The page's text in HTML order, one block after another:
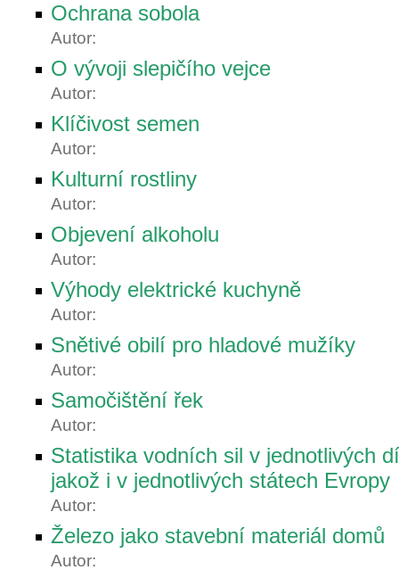
Ochrana sobola
Autor:
O vývoji slepičího vejce
Autor:
Klíčivost semen
Autor:
Kulturní rostliny
Autor:
Objevení alkoholu
Autor:
Výhody elektrické kuchyně
Autor:
Snětivé obilí pro hladové mužíky
Autor:
Samočištění řek
Autor:
Statistika vodních sil v jednotlivých
jakož i v jednotlivých státech Evropy
Autor:
Železo jako stavební materiál domů
Autor: